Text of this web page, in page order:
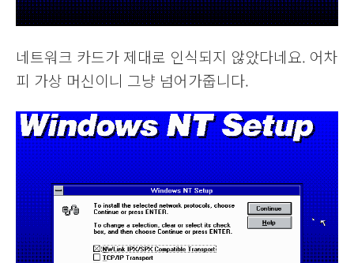
네트워크 카드가 제대로 인식되지 않았다네요. 어차
피 가상 머신이니 그냥 넘어가줍니다.